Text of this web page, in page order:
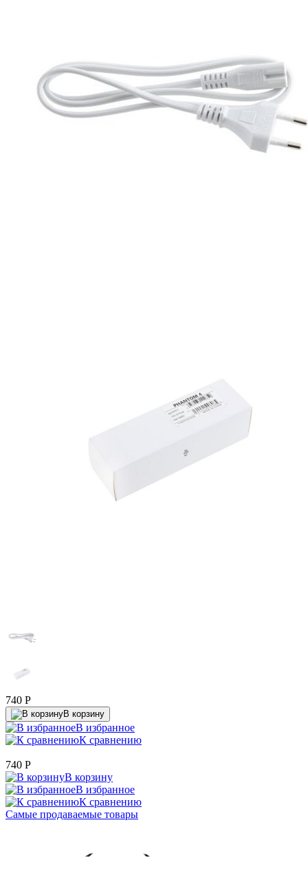
740 P
В корзину
В избранное
К сравнению
740 P
В корзину
В избранное
К сравнению
Самые продаваемые товары